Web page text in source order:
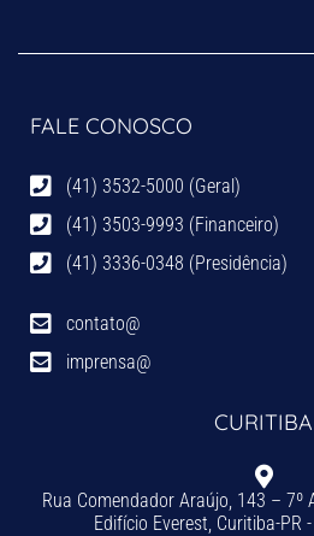
FALE CONOSCO
(41) 3532-5000 (Geral)
(41) 3503-9993 (Financeiro)
(41) 3336-0348 (Presidência)
contato@
imprensa@
CURITIBA
Rua Comendador Araújo, 143 – 7º
Edifício Everest, Curitiba-PR